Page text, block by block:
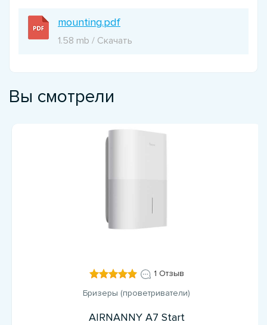
mounting.pdf
1.58 mb / Скачать
Вы смотрели
1 Отзыв
Бризеры (проветриватели)
AIRNANNY A7 Start